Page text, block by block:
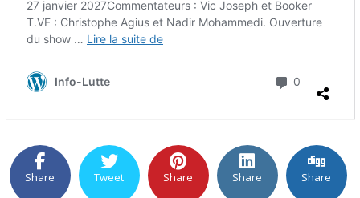
Share Tweet Share Share Share